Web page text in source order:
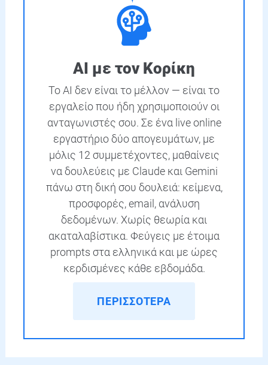
AI με τον Κορίκη
Το AI δεν είναι το μέλλον — είναι το
εργαλείο που ήδη χρησιμοποιούν οι
ανταγωνιστές σου. Σε ένα live online
εργαστήριο δύο απογευμάτων, με
μόλις 12 συμμετέχοντες, μαθαίνεις
να δουλεύεις με Claude και Gemini
πάνω στη δική σου δουλειά: κείμενα,
προσφορές, email, ανάλυση
δεδομένων. Χωρίς θεωρία και
ακαταλαβίστικα. Φεύγεις με έτοιμα
prompts στα ελληνικά και με ώρες
κερδισμένες κάθε εβδομάδα.
ΠΕΡΙΣΣΟΤΕΡΑ